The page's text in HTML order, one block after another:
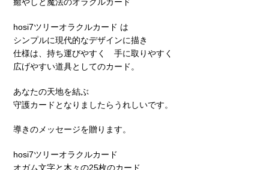
hosi7ツリーオラクルカード は
シンプルに現代的なデザインに描き
仕様は、持ち運びやすく 手に取りやすく
広げやすい道具としてのカード。
あなたの天地を結ぶ
守護カードとなりましたらうれしいです。
導きのメッセージを贈ります。
hosi7ツリーオラクルカード
オガム文字と木々の25枚のカード